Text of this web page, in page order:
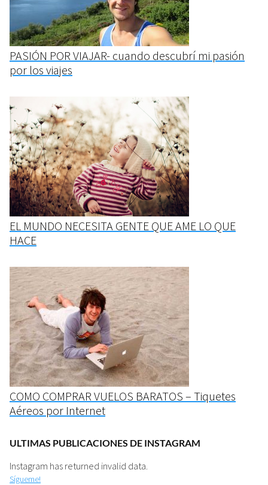
PASIÓN POR VIAJAR- cuando descubrí mi pasión
por los viajes
EL MUNDO NECESITA GENTE QUE AME LO QUE
HACE
COMO COMPRAR VUELOS BARATOS – Tiquetes
Aéreos por Internet
ULTIMAS PUBLICACIONES DE INSTAGRAM
Instagram has returned invalid data.
Sígueme!